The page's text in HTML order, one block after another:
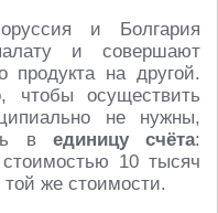
и Болгария
и совершают
продукта на другой.
чтобы осуществить
не нужны,
в единицу счёта:
10 тысяч
же стоимости.